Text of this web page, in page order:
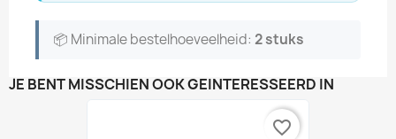
📦 Minimale bestelhoeveelheid: 2 stuks
JE BENT MISSCHIEN OOK GEÏNTERESSEERD IN
favorite_border